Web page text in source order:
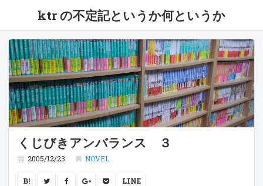
ktr の不定記というか何というか
くじびきアンバランス ３
2005/12/23 NOVEL
B! LINE